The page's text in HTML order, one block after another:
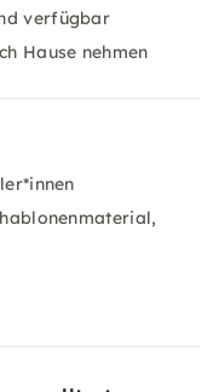
verfügbar
Hause nehmen